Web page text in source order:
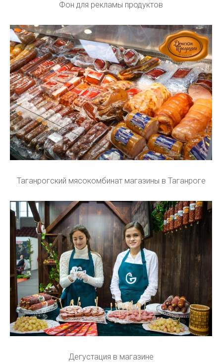
Фон для рекламы продуктов
Таганрогский мясокомбинат магазины в Таганроге
Дегустация в магазине